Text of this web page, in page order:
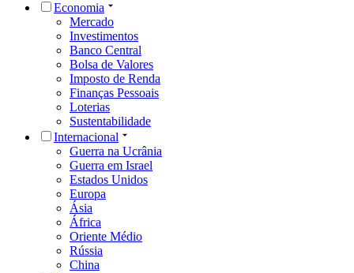
Economia
Mercado
Investimentos
Banco Central
Bolsa de Valores
Imposto de Renda
Finanças Pessoais
Loterias
Sustentabilidade
Internacional
Guerra na Ucrânia
Guerra em Israel
Estados Unidos
Europa
Ásia
África
Oriente Médio
Rússia
China